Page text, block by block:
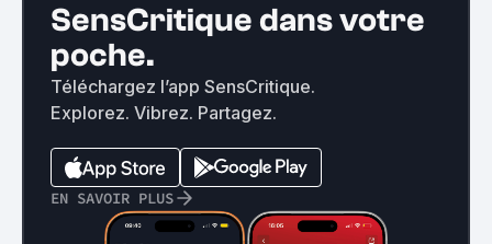
SensCritique dans votre
poche.
Téléchargez l’app SensCritique.
Explorez. Vibrez. Partagez.
EN SAVOIR PLUS